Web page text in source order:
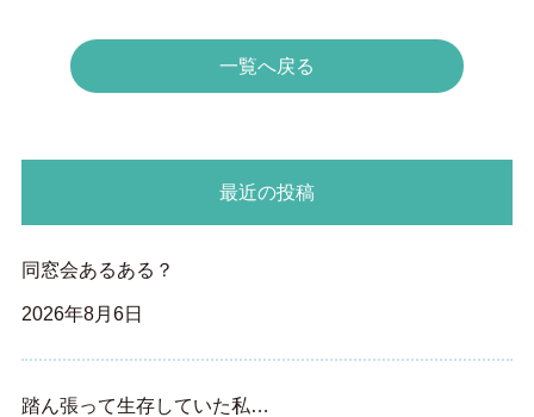
一覧へ戻る
最近の投稿
同窓会あるある？
2026年8月6日
踏ん張って生存していた私…